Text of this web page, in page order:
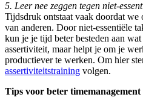
5. Leer nee zeggen tegen niet-
Tijdsdruk ontstaat vaak doordat we
van anderen. Door niet-essentiële
kun je je tijd beter besteden aan
assertiviteit, maar helpt je om je
productiever te werken. Om hier
assertiviteitstraining volgen.
Tips voor beter timemanagement